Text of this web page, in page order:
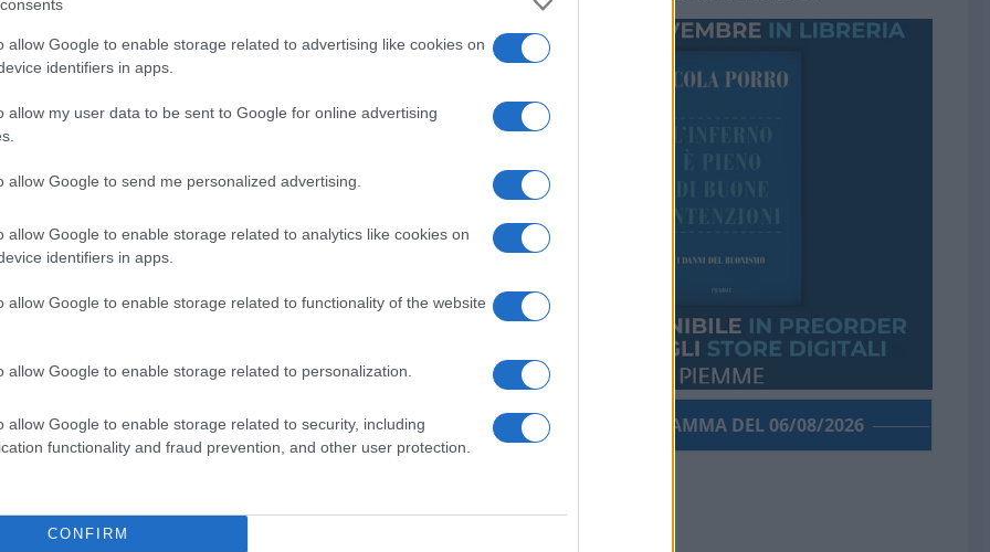
allow Google to enable storage related to advertising like cookies on
identifiers in apps.
allow my user data to be sent to Google for online advertising
allow Google to send me personalized advertising.
allow Google to enable storage related to analytics like cookies on
identifiers in apps.
allow Google to enable storage related to functionality of the website
allow Google to enable storage related to personalization.
allow Google to enable storage related to security, including
functionality and fraud prevention, and other user protection.
CONFIRM
generale
sul futuro di Bakhmut e, secondo
leadership ucraina, Zaluzhny aveva già
lasciare Bakhmut per ragioni tattiche.
non si ferma più
in Russia. Arriva la risposta di Kiev
inadeguati, moriremo a Bakhmut”
– sempre al giornale tedesco –
ucraini a Bakhmut non capisce il motivo
domande che i ragazzi di Bakhmut si
PORROGRAMMA DEL 06/08/2026